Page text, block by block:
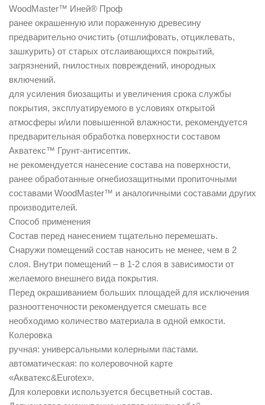
WoodMaster™ Иней® Проф
ранее окрашенную или пораженную древесину
предварительно очистить (отшлифовать, отциклевать,
зашкурить) от старых отслаивающихся покрытий,
загрязнений, гнилостных повреждений, инородных
включений.
для усиления биозащиты и увеличения срока службы
покрытия, эксплуатируемого в условиях открытой
атмосферы и/или повышенной влажности, рекомендуется
предварительная обработка поверхности составом
Акватекс™ Грунт-антисептик.
не рекомендуется нанесение состава на поверхности,
ранее обработанные огнебиозащитными пропиточными
составами WoodMaster™ и аналогичными составами других
производителей.
Способ применения
Состав перед нанесением тщательно перемешать.
Снаружи помещений состав наносить не менее, чем в 2
слоя. Внутри помещений – в 1-2 слоя в зависимости от
желаемого внешнего вида покрытия.
Перед окрашиванием больших площадей для исключения
разнооттеночности рекомендуется смешать все
необходимо количество материала в одной емкости.
Колеровка
ручная: универсальными колерными пастами.
автоматическая: по колеровочной карте
«Акватекс&Eurotex».
Для колеровки используется бесцветный состав.